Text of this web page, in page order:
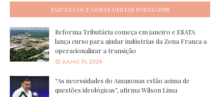
TALVEZ VOCÊ GOSTE DESTAS POSTAGENS
Reforma Tributária começa em janeiro e ESATA
lança curso para ajudar indústrias da Zona Franca a
operacionalizar a transição
JULHO 31, 2026
“As necessidades do Amazonas estão acima de
questões ideológicas”, afirma Wilson Lima